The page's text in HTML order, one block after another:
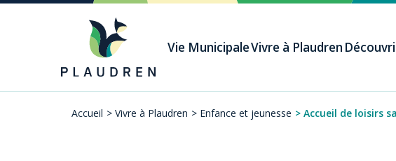
Aller
Vie MunicipaleVivre à Plaudren
Accueil > Vivre à Plaudren > Enfance et jeunesse > Accueil de loisirs